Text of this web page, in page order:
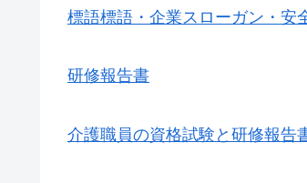
標語標語・企業スローガン・安
研修報告書
介護職員の資格試験と研修報告